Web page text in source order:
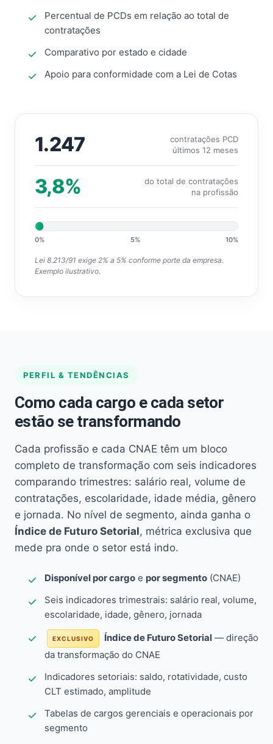
Percentual de PCDs em relação ao total de
contratações
Comparativo por estado e cidade
Apoio para conformidade com a Lei de Cotas
1.247
contratações PCD
últimos 12 meses
3,8%
do total de contratações
na profissão
0% 5% 10%
Lei 8.213/91 exige 2% a 5% conforme porte da empresa.
Exemplo ilustrativo.
PERFIL & TENDÊNCIAS
Como cada cargo e cada setor
estão se transformando
Cada profissão e cada CNAE têm um bloco
completo de transformação com seis indicadores
comparando trimestres: salário real, volume de
contratações, escolaridade, idade média, gênero
e jornada. No nível de segmento, ainda ganha o
Índice de Futuro Setorial, métrica exclusiva que
mede pra onde o setor está indo.
Disponível por cargo e por segmento (CNAE)
Seis indicadores trimestrais: salário real, volume,
escolaridade, idade, gênero, jornada
EXCLUSIVO Índice de Futuro Setorial — direção
da transformação do CNAE
Indicadores setoriais: saldo, rotatividade, custo
CLT estimado, amplitude
Tabelas de cargos gerenciais e operacionais por
segmento